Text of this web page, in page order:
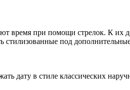
время при помощи стрелок. К их
стилизованные под
дату в стиле классических